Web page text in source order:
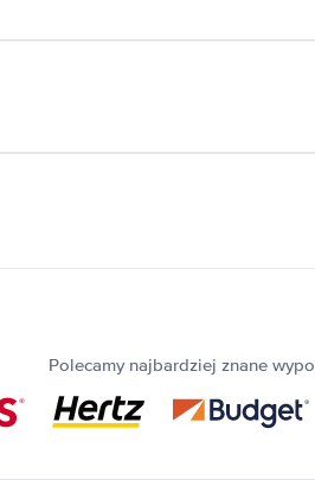
Polecamy najbardziej znane